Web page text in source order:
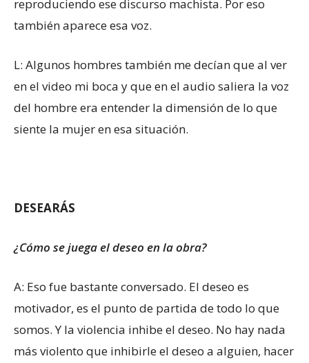
reproduciendo ese discurso machista. Por eso
también aparece esa voz.
L: Algunos hombres también me decían que al ver
en el video mi boca y que en el audio saliera la voz
del hombre era entender la dimensión de lo que
siente la mujer en esa situación.
DESEARÁS
¿Cómo se juega el deseo en la obra?
A: Eso fue bastante conversado. El deseo es
motivador, es el punto de partida de todo lo que
somos. Y la violencia inhibe el deseo. No hay nada
más violento que inhibirle el deseo a alguien, hacer